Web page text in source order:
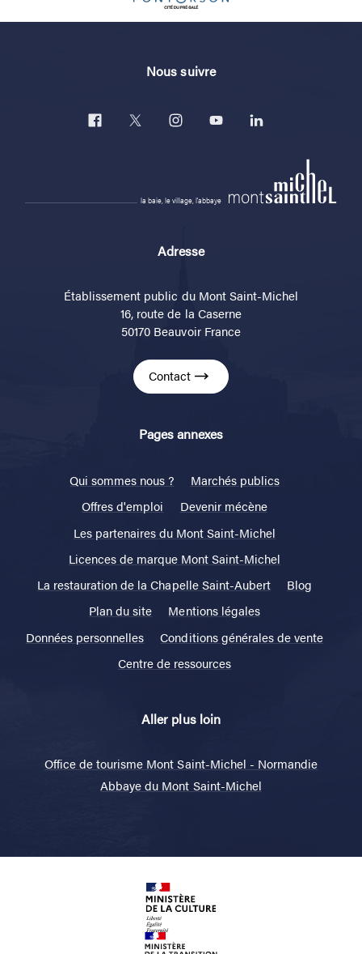
Nous suivre
la baie, le village, l'abbaye
Adresse
Établissement public du Mont Saint-Michel
16, route de la Caserne
50170 Beauvoir France
Contact
Pages annexes
Qui sommes nous ?
Marchés publics
Offres d'emploi
Devenir mécène
Les partenaires du Mont Saint-Michel
Licences de marque Mont Saint-Michel
La restauration de la Chapelle Saint-Aubert
Blog
Plan du site
Mentions légales
Données personnelles
Conditions générales de vente
Centre de ressources
Aller plus loin
Office de tourisme Mont Saint-Michel - Normandie
Abbaye du Mont Saint-Michel